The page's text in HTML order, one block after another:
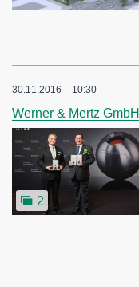
30.11.2016 – 10:30
Werner & Mertz GmbH
2